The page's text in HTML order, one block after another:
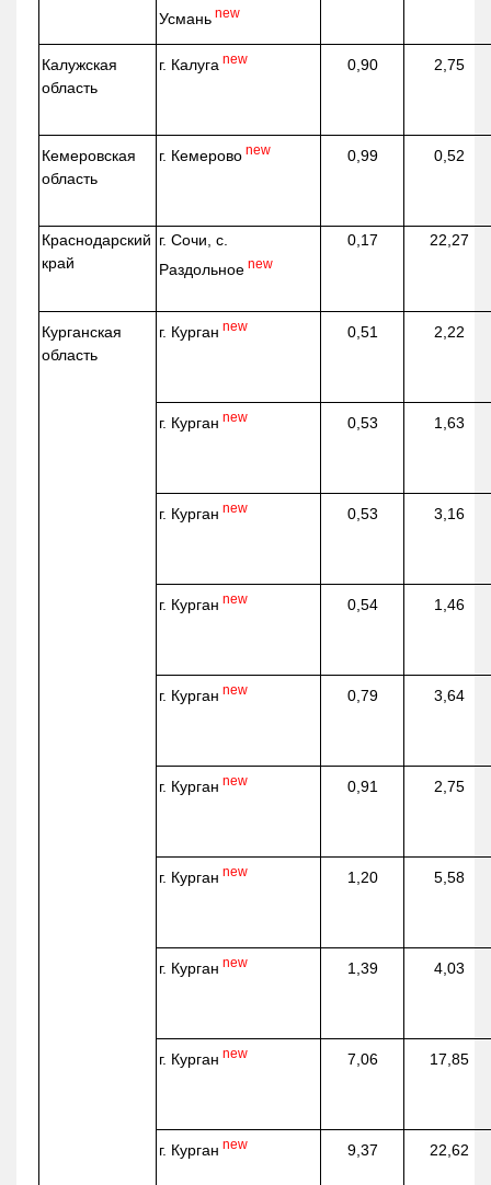
Усмань new
Калужская
область
г. Калуга new 0,90 2,75
Кемеровская
область
г. Кемерово new 0,99 0,52
Краснодарский
край
г. Сочи, с.
Раздольное new
0,17 22,27
Курганская
область
г. Курган new 0,51 2,22
г. Курган new 0,53 1,63
г. Курган new 0,53 3,16
г. Курган new 0,54 1,46
г. Курган new 0,79 3,64
г. Курган new 0,91 2,75
г. Курган new 1,20 5,58
г. Курган new 1,39 4,03
г. Курган new 7,06 17,85
г. Курган new 9,37 22,62